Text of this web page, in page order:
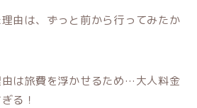
由は、ずっと前から行ってみたか
は旅費を浮かせるため…大人料金
る！